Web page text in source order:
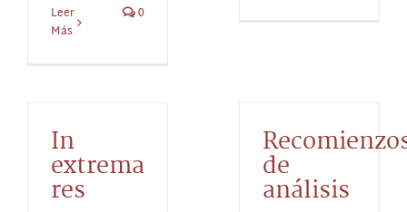
Leer
Más
0
In
extrema
res
de
análisis